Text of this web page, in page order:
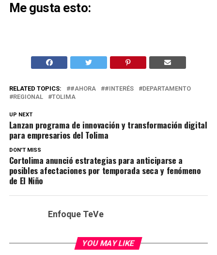
Me gusta esto:
RELATED TOPICS: #AHORA #INTERÉS
DEPARTAMENTO
REGIONAL
TOLIMA
UP NEXT
Lanzan programa de innovación y transformación digital
para empresarios del Tolima
DON'T MISS
Cortolima anunció estrategias para anticiparse a
posibles afectaciones por temporada seca y fenómeno
de El Niño
Enfoque TeVe
YOU MAY LIKE